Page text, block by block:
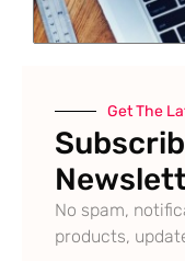
Get The
No spam,
products,